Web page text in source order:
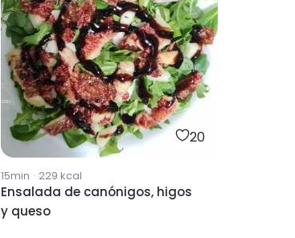
20
15min · 229 kcal
Ensalada de canónigos, higos
y queso